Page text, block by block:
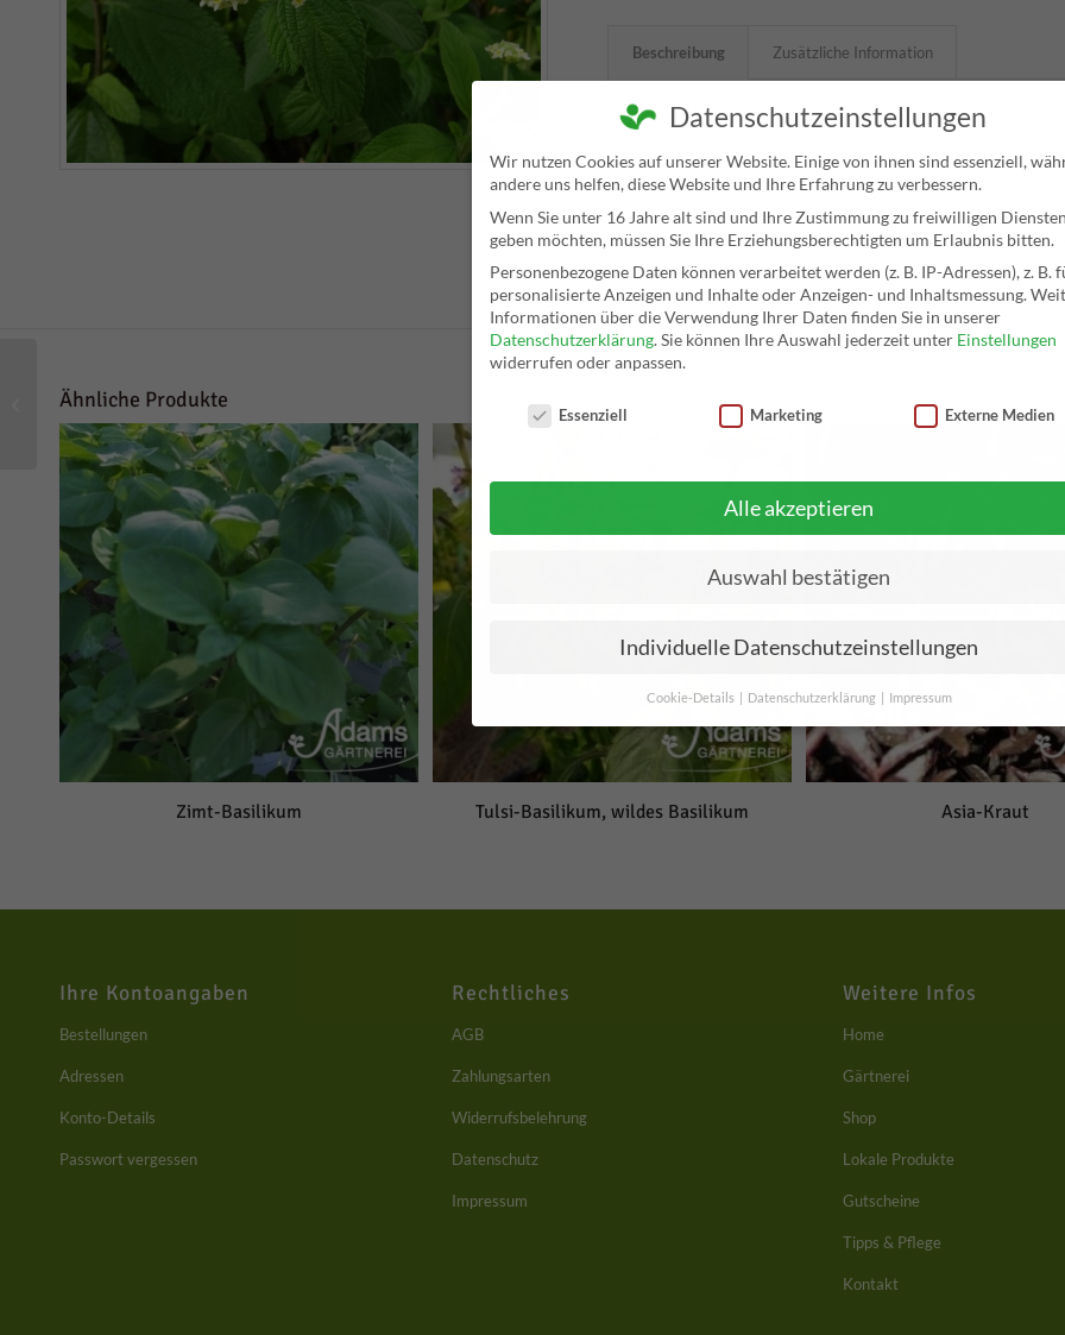
Beschreibung Zusätzliche Information
Beschreibung
Blüte: cremeweiß, duftend, Mai bis August
Standort: sonnig bis halbschattig, humusreiche
Pflege: Überwinterung frostfrei, pflegeleicht,
Ähnliche Produkte
Zimt-Basilikum Tulsi-Basilikum, wildes Basilikum Asia-Kraut
Ihre Kontoangaben
Bestellungen
Adressen
Konto-Details
Passwort vergessen
Rechtliches
AGB
Zahlungsarten
Widerrufsbelehrung
Datenschutz
Impressum
Weitere Infos
Home
Gärtnerei
Shop
Lokale Produkte
Gutscheine
Tipps & Pflege
Kontakt
Lavendel /
Datenschutzeinstellungen
Wir nutzen Cookies auf unserer Website. Einige von ihnen sind essenziell,
andere uns helfen, diese Website und Ihre Erfahrung zu verbessern.
Wenn Sie unter 16 Jahre alt sind und Ihre Zustimmung zu freiwilligen Diensten
geben möchten, müssen Sie Ihre Erziehungsberechtigten um Erlaubnis bitten.
Personenbezogene Daten können verarbeitet werden (z. B. IP-Adressen), z. B.
personalisierte Anzeigen und Inhalte oder Anzeigen- und Inhaltsmessung.
Informationen über die Verwendung Ihrer Daten finden Sie in unserer
Datenschutzerklärung.Sie können Ihre Auswahl jederzeit unter Einstellungen
widerrufen oder anpassen.
Datenschutzeinstellungen
Essenziell Marketing Externe Medien
Alle akzeptieren
Auswahl bestätigen
Individuelle Datenschutzeinstellungen
Cookie-Details Datenschutzerklärung Impressum
Datenschutzeinstellungen
Wenn Sie unter 16 Jahre alt sind und Ihre Zustimmung zu freiwilligen
Personenbezogene Daten können verarbeitet werden (z. B. IP-Adressen), z. B.
Auswahl bestätigen
Datenschutzeinstellungen
Funktion der Website erforderlich.
Cookie-Informationen anzeigen